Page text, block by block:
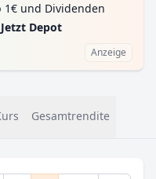
1€ und Dividenden
Jetzt Depot
Anzeige
Gesamtrendite